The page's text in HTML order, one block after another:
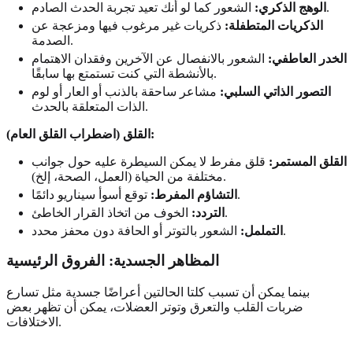
الوهج الذكري: الشعور كما لو أنك تعيد تجربة الحدث الصادم.
الذكريات المتطفلة: ذكريات غير مرغوب فيها ومزعجة عن
الصدمة.
الخدر العاطفي: الشعور بالانفصال عن الآخرين وفقدان الاهتمام
بالأنشطة التي كنت تستمتع بها سابقًا.
التصور الذاتي السلبي: مشاعر ساحقة بالذنب أو العار أو لوم
الذات المتعلقة بالحدث.
القلق (اضطراب القلق العام):
القلق المستمر: قلق مفرط لا يمكن السيطرة عليه حول جوانب
مختلفة من الحياة (العمل، الصحة، إلخ).
التشاؤم المفرط: توقع أسوأ سيناريو دائمًا.
التردد: الخوف من اتخاذ القرار الخاطئ.
التململ: الشعور بالتوتر أو الحافة دون محفز محدد.
المظاهر الجسدية: الفروق الرئيسية
بينما يمكن أن تسبب كلتا الحالتين أعراضًا جسدية مثل تسارع
ضربات القلب والتعرق وتوتر العضلات، يمكن أن تظهر بعض
الاختلافات.